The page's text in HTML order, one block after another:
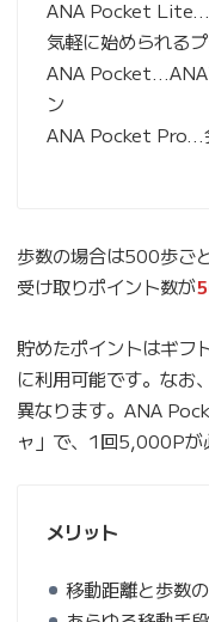
ANA Pocket Lite…
気軽に始められる
ANA Pocket…ANA
ン
ANA Pocket Pro…
歩数の場合は500歩ご
受け取りポイント数が
貯めたポイントはギフ
に利用可能です。なお
異なります。ANA
ャ」で、1回5,000Pが
メリット
移動距離と歩数